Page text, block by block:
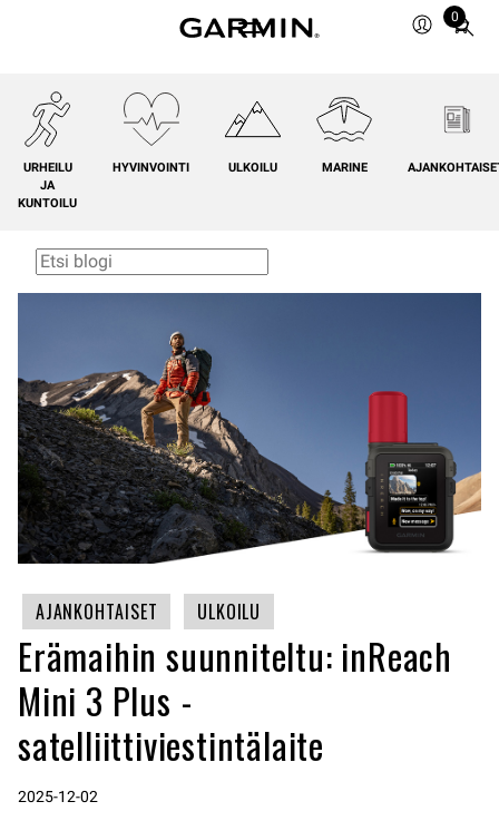
0
Total
0
URHEILU
JA
KUNTOILU
HYVINVOINTI ULKOILU MARINE
AJANKOHTAISET ULKOILU
Erämaihin suunniteltu: inReach
Mini 3 Plus -
satelliittiviestintälaite
2025-12-02